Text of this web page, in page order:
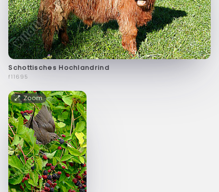
Schottisches Hochlandrind
f11695
Zoom